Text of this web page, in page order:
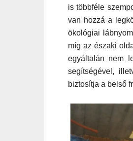
is többféle
van hozzá a
ökológiai lábnyom
míg az északi
egyáltalán nem
segítségével,
biztosítja a belső